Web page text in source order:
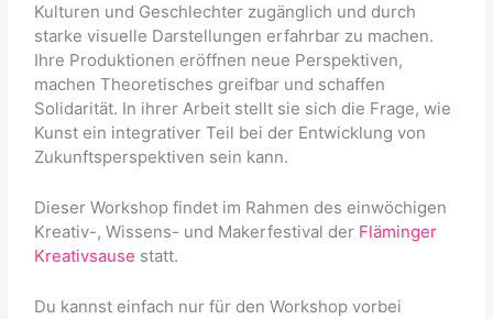
Kulturen und Geschlechter zugänglich und durch
starke visuelle Darstellungen erfahrbar zu machen.
Ihre Produktionen eröffnen neue Perspektiven,
machen Theoretisches greifbar und schaffen
Solidarität. In ihrer Arbeit stellt sie sich die Frage, wie
Kunst ein integrativer Teil bei der Entwicklung von
Zukunftsperspektiven sein kann.
Dieser Workshop findet im Rahmen des einwöchigen
Kreativ-, Wissens- und Makerfestival der Fläminger
Kreativsause statt.
Du kannst einfach nur für den Workshop vorbei